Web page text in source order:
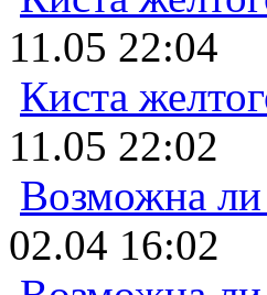
11.05 22:04
Киста
11.05 22:02
Возможна ли
02.04 16:02